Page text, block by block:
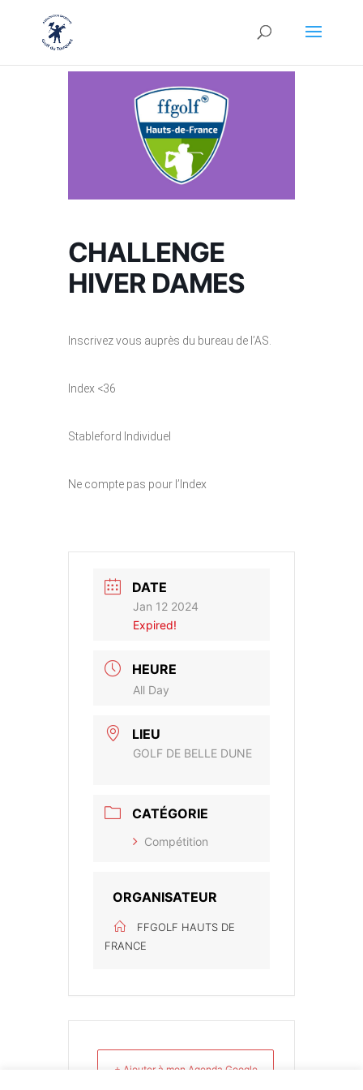
CHALLENGE
HIVER DAMES
Inscrivez vous auprès du bureau de l’AS.
Index <36
Stableford Individuel
Ne compte pas pour l’Index
DATE
Jan 12 2024
Expired!
HEURE
All Day
LIEU
GOLF DE BELLE DUNE
CATÉGORIE
Compétition
ORGANISATEUR
FFGOLF HAUTS DE
FRANCE
+ Ajouter à mon Agenda Google